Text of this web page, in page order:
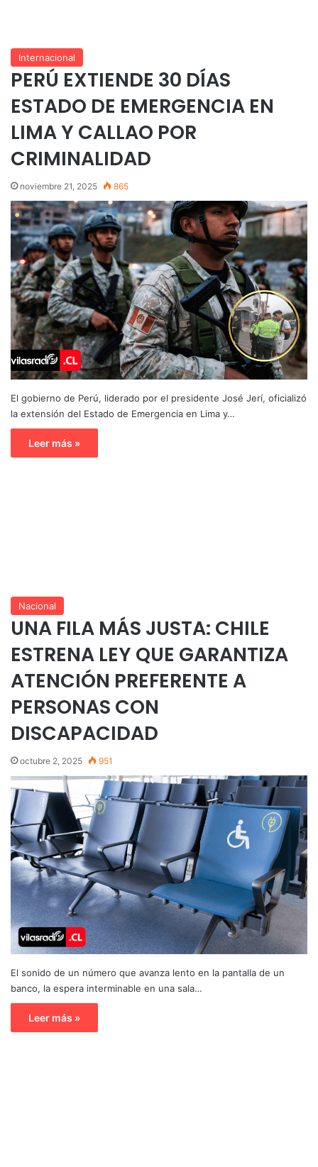
Internacional
PERÚ EXTIENDE 30 DÍAS
ESTADO DE EMERGENCIA EN
LIMA Y CALLAO POR
CRIMINALIDAD
noviembre 21, 2025 865
El gobierno de Perú, liderado por el presidente José Jerí, oficializó
la extensión del Estado de Emergencia en Lima y…
Leer más »
Nacional
UNA FILA MÁS JUSTA: CHILE
ESTRENA LEY QUE GARANTIZA
ATENCIÓN PREFERENTE A
PERSONAS CON
DISCAPACIDAD
octubre 2, 2025 951
El sonido de un número que avanza lento en la pantalla de un
banco, la espera interminable en una sala…
Leer más »